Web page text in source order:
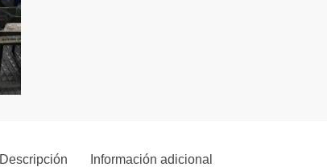
Descripción Información adicional